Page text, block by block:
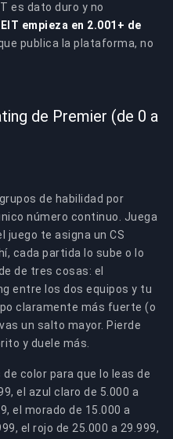
es dato duro y no
empieza en 2.001+ de
publica la plataforma, no
de Premier (de 0 a
de habilidad por
número continuo. Juega
juego te asigna un CS
cada partida lo sube o lo
de tres cosas: el
entre los dos equipos y tu
claramente más fuerte (o
un salto mayor. Pierde
y duele más.
color para que lo leas de
el azul claro de 5.000 a
el morado de 15.000 a
el rojo de 25.000 a 29.999,